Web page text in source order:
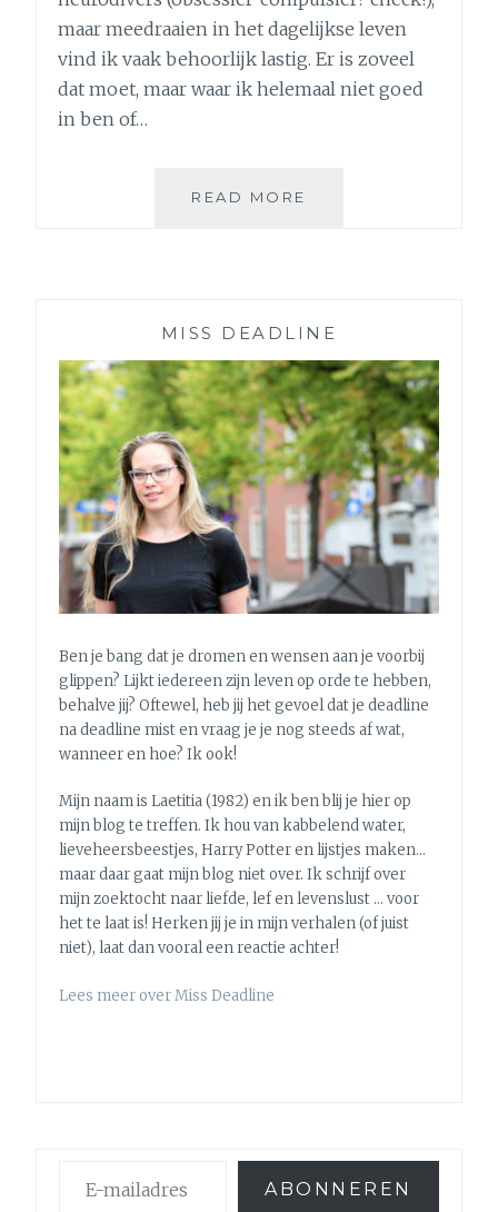
maar meedraaien in het dagelijkse leven
vind ik vaak behoorlijk lastig. Er is zoveel
dat moet, maar waar ik helemaal niet goed
in ben of…
READ MORE
HELPEN
OM
ALS
VOLWASSENE
TE
FUNCTIONEREN
+
BOEKENTIP
[DEEL
1]
MISS DEADLINE
Ben je bang dat je dromen en wensen aan je voorbij
glippen? Lijkt iedereen zijn leven op orde te hebben,
behalve jij? Oftewel, heb jij het gevoel dat je deadline
na deadline mist en vraag je je nog steeds af wat,
wanneer en hoe? Ik ook!
Mijn naam is Laetitia (1982) en ik ben blij je hier op
mijn blog te treffen. Ik hou van kabbelend water,
lieveheersbeestjes, Harry Potter en lijstjes maken…
maar daar gaat mijn blog niet over. Ik schrijf over
mijn zoektocht naar liefde, lef en levenslust … voor
het te laat is! Herken jij je in mijn verhalen (of juist
niet), laat dan vooral een reactie achter!
Lees meer over Miss Deadline
mailadres
ABONNEREN